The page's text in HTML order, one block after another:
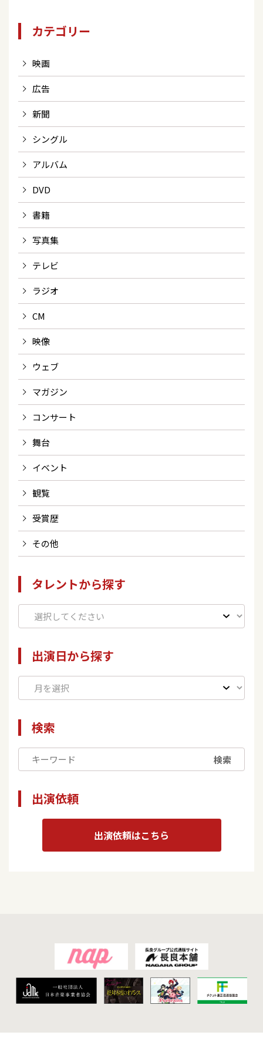
カテゴリー
映画
広告
新聞
シングル
アルバム
DVD
書籍
写真集
テレビ
ラジオ
CM
映像
ウェブ
マガジン
コンサート
舞台
イベント
観覧
受賞歴
その他
タレントから探す
出演日から探す
検索
検索
出演依頼
出演依頼はこちら